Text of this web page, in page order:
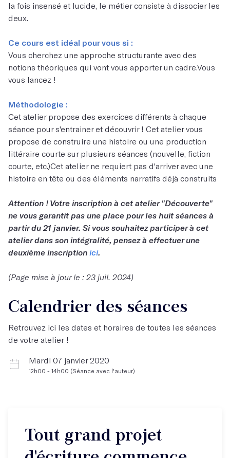
la fois insensé et lucide, le métier consiste à dissocier les
deux.
Ce cours est idéal pour vous si :
Vous cherchez une approche structurante avec des
notions théoriques qui vont vous apporter un cadre.Vous
vous lancez !
Méthodologie :
Cet atelier propose des exercices différents à chaque
séance pour s'entrainer et découvrir ! Cet atelier vous
propose de construire une histoire ou une production
littéraire courte sur plusieurs séances (nouvelle, fiction
courte, etc.)Cet atelier ne requiert pas d'arriver avec une
histoire en tête ou des éléments narratifs déjà construits
Attention ! Votre inscription à cet atelier "Découverte"
ne vous garantit pas une place pour les huit séances à
partir du 21 janvier. Si vous souhaitez participer à cet
atelier dans son intégralité, pensez à effectuer une
deuxième inscription ici.
(Page mise à jour le : 23 juil. 2024)
Calendrier des séances
Retrouvez ici les dates et horaires de toutes les séances
de votre atelier !
Mardi 07 janvier 2020
12h00 - 14h00 (Séance avec l'auteur)
Tout grand projet